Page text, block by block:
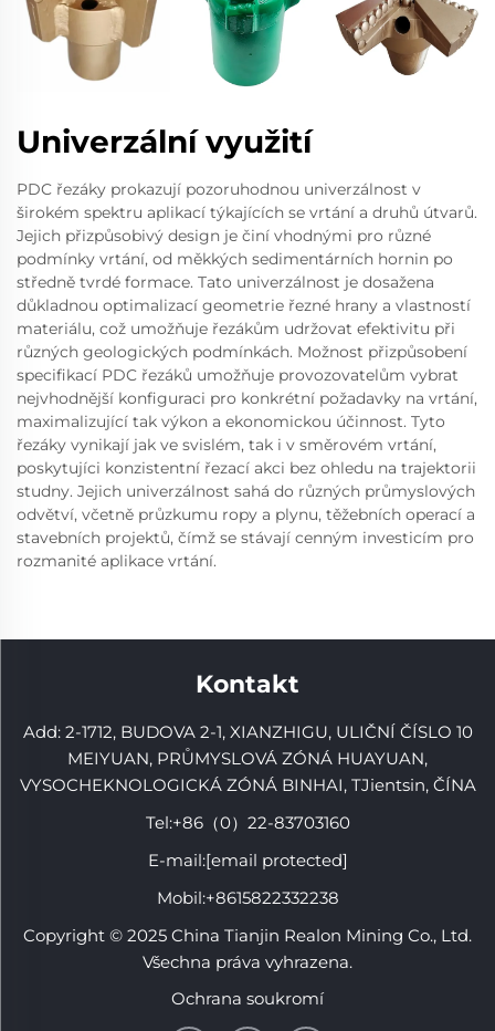
Univerzální využití
PDC řezáky prokazují pozoruhodnou univerzálnost v
širokém spektru aplikací týkajících se vrtání a druhů útvarů.
Jejich přizpůsobivý design je činí vhodnými pro různé
podmínky vrtání, od měkkých sedimentárních hornin po
středně tvrdé formace. Tato univerzálnost je dosažena
důkladnou optimalizací geometrie řezné hrany a vlastností
materiálu, což umožňuje řezákům udržovat efektivitu při
různých geologických podmínkách. Možnost přizpůsobení
specifikací PDC řezáků umožňuje provozovatelům vybrat
nejvhodnější konfiguraci pro konkrétní požadavky na vrtání,
maximalizující tak výkon a ekonomickou účinnost. Tyto
řezáky vynikají jak ve svislém, tak i v směrovém vrtání,
poskytujíci konzistentní řezací akci bez ohledu na trajektorii
studny. Jejich univerzálnost sahá do různých průmyslových
odvětví, včetně průzkumu ropy a plynu, těžebních operací a
stavebních projektů, čímž se stávají cenným investicím pro
rozmanité aplikace vrtání.
Kontakt
Add: 2-1712, BUDOVA 2-1, XIANZHIGU, ULIČNÍ ČÍSLO 10
MEIYUAN, PRŮMYSLOVÁ ZÓNÁ HUAYUAN,
VYSOCHEKNOLOGICKÁ ZÓNÁ BINHAI, TJientsin, ČÍNA
Tel:+86（0）22-83703160
E-mail:[email protected]
Mobil:+8615822332238
Copyright © 2025 China Tianjin Realon Mining Co., Ltd.
Všechna práva vyhrazena.
Ochrana soukromí